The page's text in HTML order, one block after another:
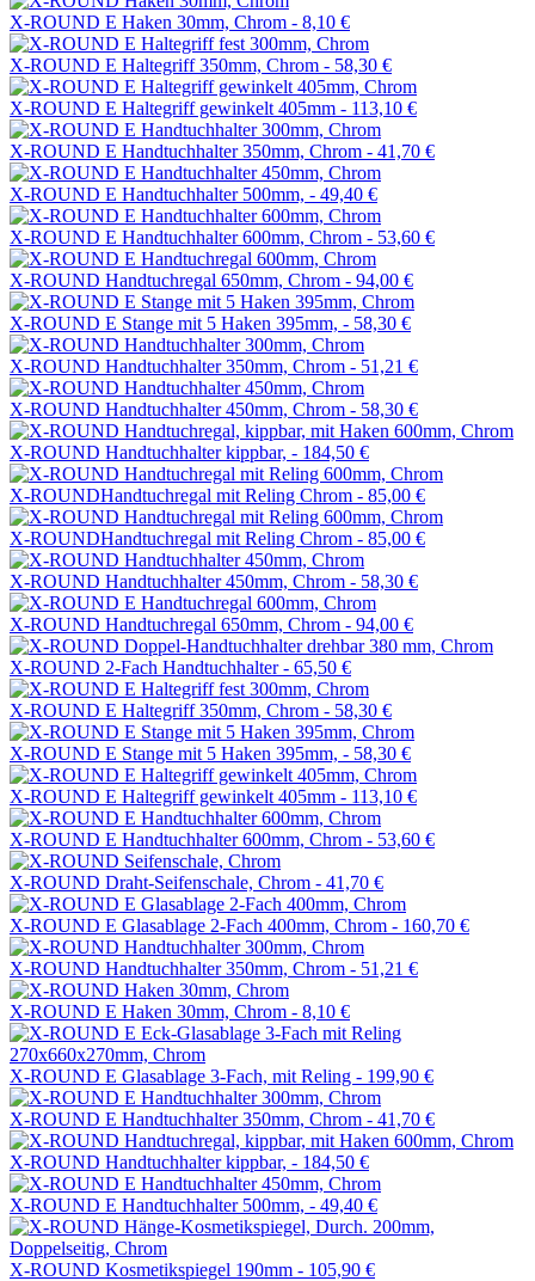
X-ROUND E Haken 30mm, Chrom - 8,10 €
X-ROUND E Haltegriff 350mm, Chrom - 58,30 €
X-ROUND E Haltegriff gewinkelt 405mm - 113,10 €
X-ROUND E Handtuchhalter 350mm, Chrom - 41,70 €
X-ROUND E Handtuchhalter 500mm, - 49,40 €
X-ROUND E Handtuchhalter 600mm, Chrom - 53,60 €
X-ROUND Handtuchregal 650mm, Chrom - 94,00 €
X-ROUND E Stange mit 5 Haken 395mm, - 58,30 €
X-ROUND Handtuchhalter 350mm, Chrom - 51,21 €
X-ROUND Handtuchhalter 450mm, Chrom - 58,30 €
X-ROUND Handtuchhalter kippbar, - 184,50 €
X-ROUNDHandtuchregal mit Reling Chrom - 85,00 €
X-ROUNDHandtuchregal mit Reling Chrom - 85,00 €
X-ROUND Handtuchhalter 450mm, Chrom - 58,30 €
X-ROUND Handtuchregal 650mm, Chrom - 94,00 €
X-ROUND 2-Fach Handtuchhalter - 65,50 €
X-ROUND E Haltegriff 350mm, Chrom - 58,30 €
X-ROUND E Stange mit 5 Haken 395mm, - 58,30 €
X-ROUND E Haltegriff gewinkelt 405mm - 113,10 €
X-ROUND E Handtuchhalter 600mm, Chrom - 53,60 €
X-ROUND Draht-Seifenschale, Chrom - 41,70 €
X-ROUND E Glasablage 2-Fach 400mm, Chrom - 160,70 €
X-ROUND Handtuchhalter 350mm, Chrom - 51,21 €
X-ROUND E Haken 30mm, Chrom - 8,10 €
X-ROUND E Glasablage 3-Fach, mit Reling - 199,90 €
X-ROUND E Handtuchhalter 350mm, Chrom - 41,70 €
X-ROUND Handtuchhalter kippbar, - 184,50 €
X-ROUND E Handtuchhalter 500mm, - 49,40 €
X-ROUND Kosmetikspiegel 190mm - 105,90 €